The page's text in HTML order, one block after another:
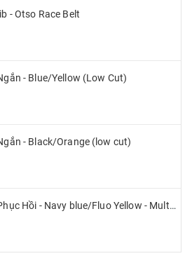
- Otso Race Belt
- Blue/Yellow (Low Cut)
- Black/Orange (low cut)
Tất Otso Phục Hồi - Navy blue/Fluo Yellow - Multisport Recovery